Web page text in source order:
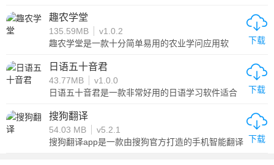
需求。同时，小狐狸英语还支持单词记忆、口语练
习、智能评测、社区互动等功能，为用户提供全方
位的英语学习服务。
趣农学堂
135.59MB
v1.0.2
趣农学堂是一款十分简单易用的农业学问应用软
问，为用户提供了极大的便利。这里的农业学问十
分全面，给用户很好的体验。深受用户喜爱，用户
能够在线轻松掌控各种农业学问和技艺，对这款趣
农学堂感兴趣的用户赶快下载吧。
下载
日语五十音君
43.77MB
v1.0.0
日语五十音君是一款非常好用的日语学习软件适合
作特别简单，用户可以放心的选择使用，而且这款
软件的所有功能都是免费的，是一款日语学习的好
软件。
下载
搜狗翻译
54.03 MB
v5.2.1
搜狗翻译app是一款由搜狗官方打造的手机智能翻译 下载